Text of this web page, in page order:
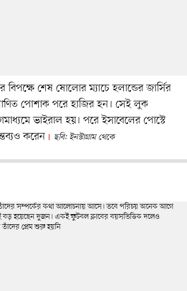
বিপক্ষে শেষ ষোলোর ম্যাচে হলান্ডের জার্সির
পোশাক পরে হাজির হন। সেই লুক
ভাইরাল হয়। পরে ইসাবেলের পোস্টে
করেন
ছবি: ইনস্টাগ্রাম থেকে